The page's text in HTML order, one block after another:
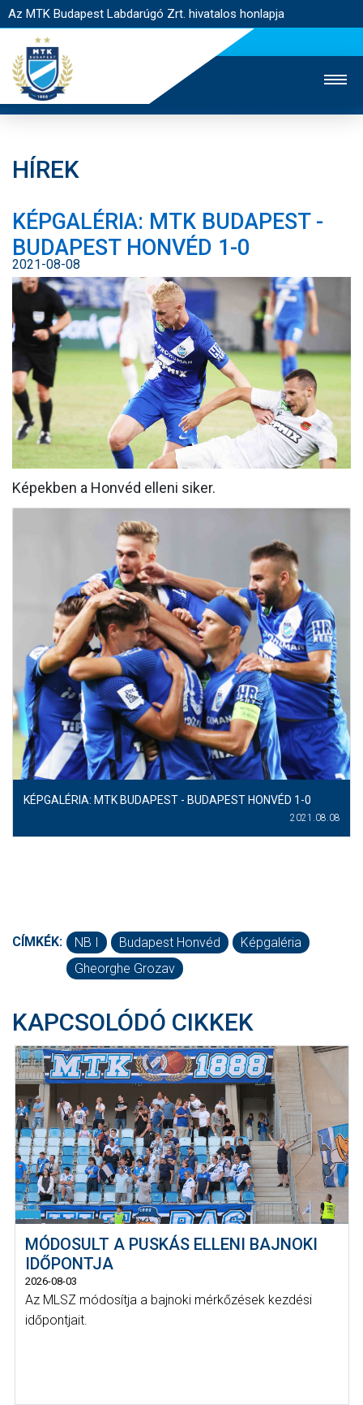
Az MTK Budapest Labdarúgó Zrt. hivatalos honlapja
JEGYÉRTÉKESÍTÉS
WEBSHOP
STADION
EGYESÜLET
KAPCSOLAT
NYITÓLAP
HÍREK
CSAPATOK
MÉRKŐZÉSEK
KLUB
GALÉRIA
SZURKOLÓI ÉLMÉNYEK
AKKREDITÁCIÓ
HÍREK
KÉPGALÉRIA: MTK BUDAPEST -
BUDAPEST HONVÉD 1-0
2021-08-08
Képekben a Honvéd elleni siker.
KÉPGALÉRIA: MTK BUDAPEST - BUDAPEST HONVÉD 1-0
2021.08.08
CÍMKÉK: NB I Budapest Honvéd
Képgaléria
Gheorghe Grozav
KAPCSOLÓDÓ CIKKEK
MÓDOSULT A PUSKÁS ELLENI BAJNOKI
IDŐPONTJA
2026-08-03
Az MLSZ módosítja a bajnoki mérkőzések kezdési
időpontjait.